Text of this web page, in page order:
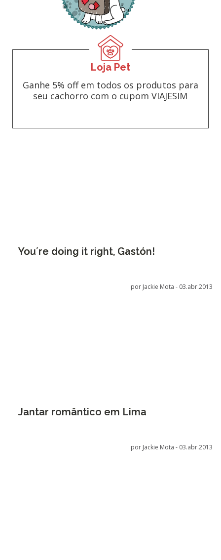
Loja Pet
Ganhe 5% off em todos os produtos para
seu cachorro com o cupom VIAJESIM
You´re doing it right, Gastón!
por Jackie Mota - 03.abr.2013
Jantar romântico em Lima
por Jackie Mota - 03.abr.2013